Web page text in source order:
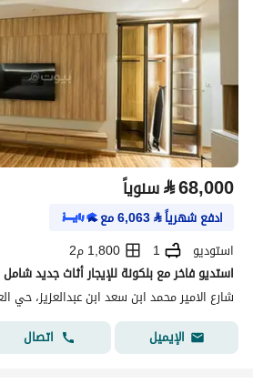
⃁68,000 سنوياً
ادفع شهرياً⃁
6,063مع
استوديو
1
1,800 م2
الإيميل
اتصال